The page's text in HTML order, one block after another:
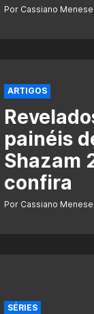
Por Cassiano
ARTIGOS
painéis
Shazam
confira
Por Cassiano
SÉRIES